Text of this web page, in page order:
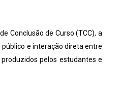
Conclusão de Curso (TCC), a
e interação direta entre
pelos estudantes e